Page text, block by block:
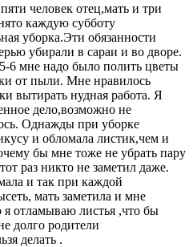
человек отец,мать и три
каждую субботу
уборка.Эти обязанности
убирали в сараи и во дворе.
6 мне надо было полить цветы
от пыли. Мне нравилось
вытирать нудная работа. Я
дело,возможно не
Однажды при уборке
и обломала листик,чем и
бы мне тоже не убрать пару
раз никто не заметил даже.
и так при каждой
мать заметила и мне
я отламываю листья ,что бы
долго родители
делать .